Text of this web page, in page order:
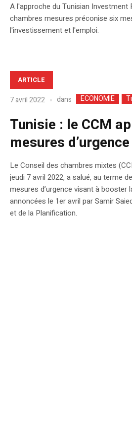
A l'approche du Tunisian Investment
chambres mesures préconise six
l'investissement et l'emploi.
ARTICLE
7 avril 2022 dans ECONOMIE
Tunisie : le CCM
mesures
Le Conseil des chambres mixtes
jeudi 7 avril 2022, a salué, au terme
mesures d’urgence visant à booster
annoncées le 1er avril par Samir
et de la Planification.